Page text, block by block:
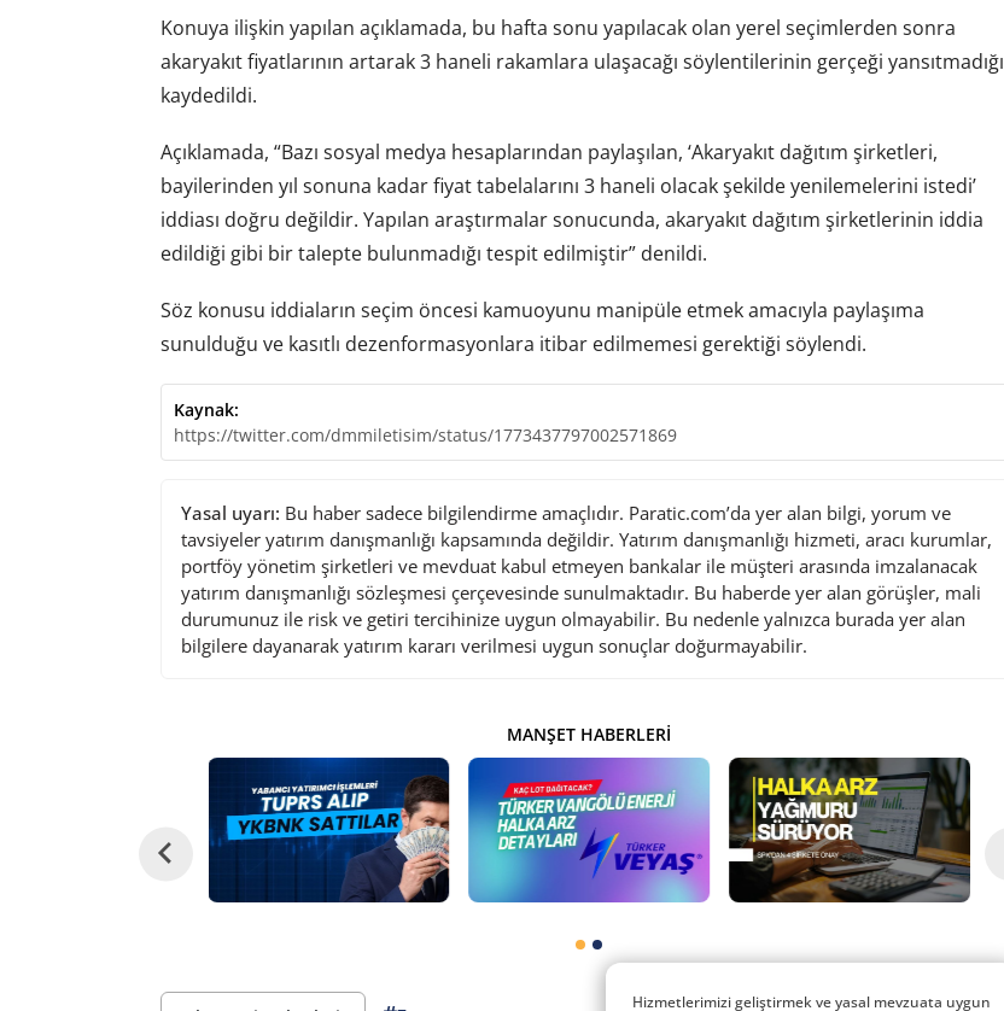
Konuya ilişkin yapılan açıklamada, bu hafta sonu yapılacak olan yerel seçimlerden sonra
akaryakıt fiyatlarının artarak 3 haneli rakamlara ulaşacağı söylentilerinin gerçeği yansıtmadığı
kaydedildi.
Açıklamada, “Bazı sosyal medya hesaplarından paylaşılan, ‘Akaryakıt dağıtım şirketleri,
bayilerinden yıl sonuna kadar fiyat tabelalarını 3 haneli olacak şekilde yenilemelerini istedi’
iddiası doğru değildir. Yapılan araştırmalar sonucunda, akaryakıt dağıtım şirketlerinin iddia
edildiği gibi bir talepte bulunmadığı tespit edilmiştir” denildi.
Söz konusu iddiaların seçim öncesi kamuoyunu manipüle etmek amacıyla paylaşıma
sunulduğu ve kasıtlı dezenformasyonlara itibar edilmemesi gerektiği söylendi.
Kaynak:
https://twitter.com/dmmiletisim/status/1773437797002571869
Yasal uyarı: Bu haber sadece bilgilendirme amaçlıdır. Paratic.com’da yer alan bilgi, yorum ve
tavsiyeler yatırım danışmanlığı kapsamında değildir. Yatırım danışmanlığı hizmeti, aracı kurumlar,
portföy yönetim şirketleri ve mevduat kabul etmeyen bankalar ile müşteri arasında imzalanacak
yatırım danışmanlığı sözleşmesi çerçevesinde sunulmaktadır. Bu haberde yer alan görüşler, mali
durumunuz ile risk ve getiri tercihinize uygun olmayabilir. Bu nedenle yalnızca burada yer alan
bilgilere dayanarak yatırım kararı verilmesi uygun sonuçlar doğurmayabilir.
MANŞET HABERLERI
Hizmetlerimizi geliştirmek ve yasal mevzuata uygun